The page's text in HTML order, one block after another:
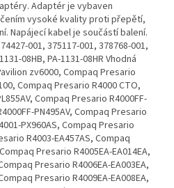
Adaptér je vybaven
vysoké kvality proti přepětí,
Napájecí kabel je součástí balení.
001, 375117-001, 378768-001,
08HB, PA-1131-08HR Vhodná
zv6000, Compaq Presario
Compaq Presario R4000 CTO,
Compaq Presario R4000FF-
PN495AV, Compaq Presario
PX960AS, Compaq Presario
R4003-EA457AS, Compaq
Presario R4005EA-EA014EA,
Presario R4006EA-EA003EA,
Presario R4009EA-EA008EA,